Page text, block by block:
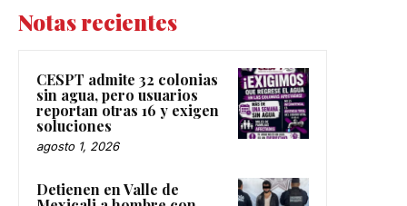
Notas recientes
CESPT admite 32 colonias
sin agua, pero usuarios
reportan otras 16 y exigen
soluciones
agosto 1, 2026
Detienen en Valle de